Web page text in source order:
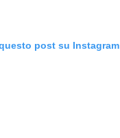
post su Instagram